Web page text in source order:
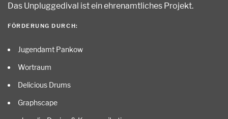
Das Unpluggedival ist ein ehrenamtliches Projekt.
FÖRDERUNG DURCH:
Jugendamt Pankow
Wortraum
Delicious Drums
Graphscape